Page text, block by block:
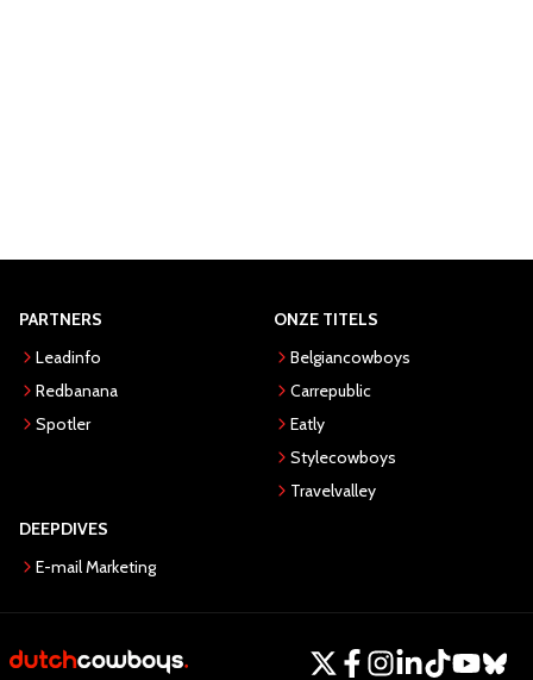
PARTNERS
Leadinfo
Redbanana
Spotler
ONZE TITELS
Belgiancowboys
Carrepublic
Eatly
Stylecowboys
Travelvalley
DEEPDIVES
E-mail Marketing